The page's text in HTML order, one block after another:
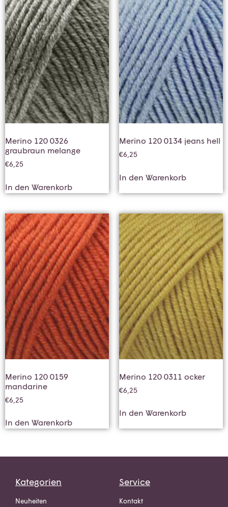
Merino 120 0326
graubraun melange
€6,25
In den Warenkorb
Merino 120 0134 jeans hell
€6,25
In den Warenkorb
Merino 120 0159
mandarine
€6,25
In den Warenkorb
Merino 120 0311 ocker
€6,25
In den Warenkorb
Kategorien
Neuheiten
Service
Kontakt